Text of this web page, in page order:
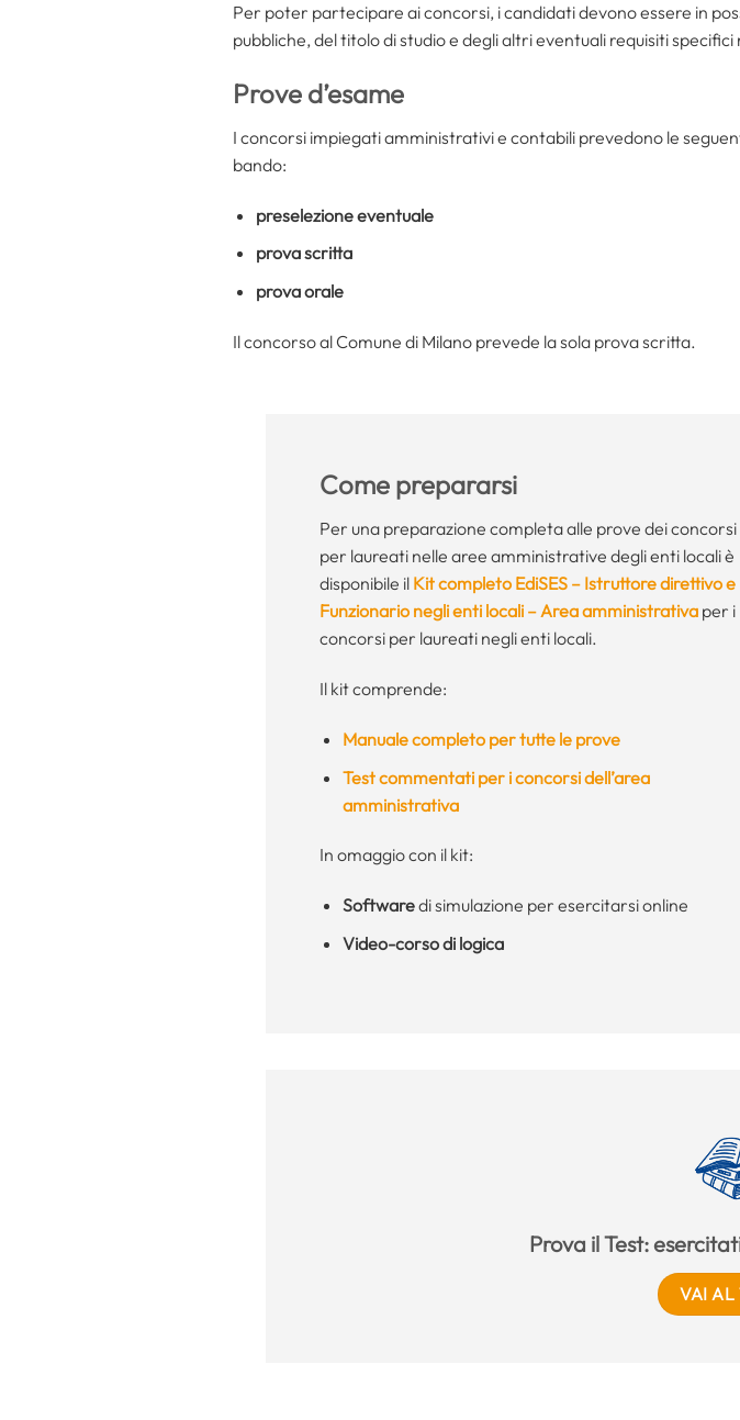
Per poter partecipare ai concorsi, i candidati devono essere in
pubbliche, del titolo di studio e degli altri eventuali requisiti
Prove d’esame
I concorsi impiegati amministrativi e contabili prevedono le
bando:
preselezione eventuale
prova scritta
prova orale
Il concorso al Comune di Milano prevede la sola prova scritta.
Come prepararsi
Per una preparazione completa alle prove dei concorsi
per laureati nelle aree amministrative degli enti locali è
disponibile il Kit completo EdiSES – Istruttore direttivo e
Funzionario negli enti locali – Area amministrativaper i
concorsi per laureati negli enti locali.
Il kit comprende:
Manuale completo per tutte le prove
Test commentati per i concorsi dell’area
amministrativa
In omaggio con il kit:
Softwaredi simulazione per esercitarsi online
Video-corso di logica
Prova il Test:
VAI AL